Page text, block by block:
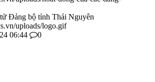
Đảng bộ tỉnh Thái Nguyên
uploads/logo.gif
06:44
0